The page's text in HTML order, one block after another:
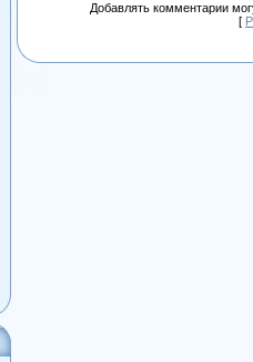
Добавлять комментарии
[